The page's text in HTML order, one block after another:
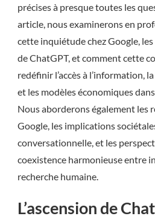
précises à presque toutes les
article, nous examinerons en
cette inquiétude chez Google,
de ChatGPT, et comment cette
redéfinir l’accès à l’information,
et les modèles économiques
Nous aborderons également les
Google, les implications
conversationnelle, et les
coexistence harmonieuse entre
recherche humaine.
L’ascension de